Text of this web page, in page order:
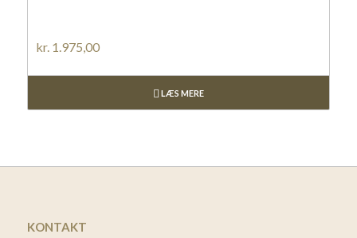
kr.1.975,00
LÆS MERE
KONTAKT